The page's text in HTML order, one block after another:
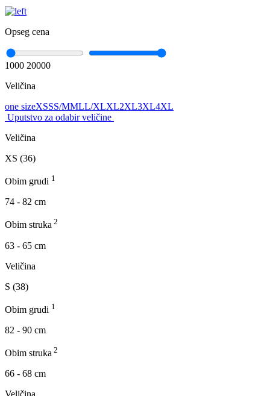
Opseg cena
1000 20000
Veličina
one sizeXSSS/MMLL/XLXL2XL3XL4XL
Uputstvo za odabir veličine
Veličina
XS (36)
Obim grudi 1
74 - 82 cm
Obim struka 2
63 - 65 cm
Veličina
S (38)
Obim grudi 1
82 - 90 cm
Obim struka 2
66 - 68 cm